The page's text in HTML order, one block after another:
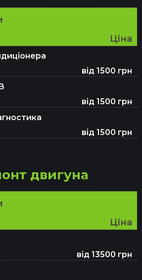
маточини
Ремонт ГПР
Ремонт ГБЦ
Ремонт ЕБУ
електрики
Ціна
від 1500 грн
від 1500 грн
від 1500 грн
двигуна
Ціна
від 13500 грн